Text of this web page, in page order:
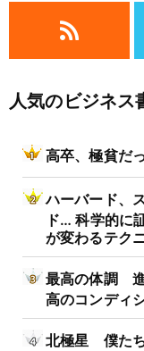
人気のビジネス
高卒、極貧だ
ハーバード、
ド… 科学的に
が変わるテク
最高の体調
高のコンディ
北極星 僕た